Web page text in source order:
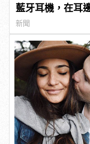
藍牙耳機，在耳
新聞